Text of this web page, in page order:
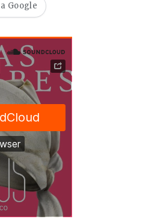
Google